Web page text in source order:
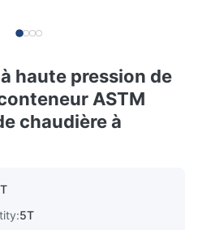
haute pression de
ASTM
chaudière à
5T